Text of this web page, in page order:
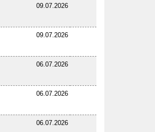
09.07.2026
09.07.2026
06.07.2026
06.07.2026
06.07.2026